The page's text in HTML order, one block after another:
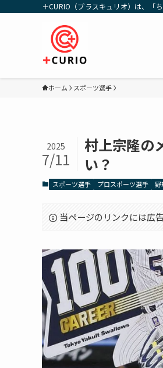
＋CURIO（プラスキュリオ）は、「
ホーム スポーツ選手
村上宗隆の
い？
2025
7/11
スポーツ選手 プロスポーツ選手
当ページのリンクには広